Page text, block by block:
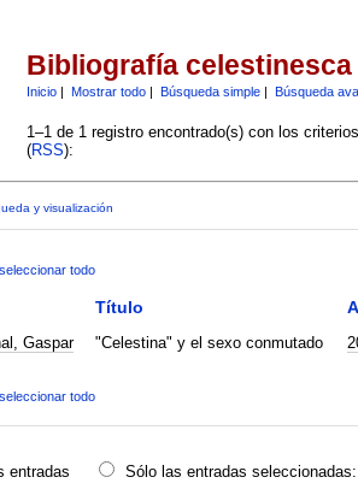
Bibliografía celestinesca
Inicio| Mostrar todo| Búsqueda simple| Búsqueda
1–1 de 1 registro encontrado(s) con los
(RSS):
y visualización
todo
Título
Gaspar "Celestina" y el sexo conmutado
todo
entradas
Sólo las entradas seleccionadas: